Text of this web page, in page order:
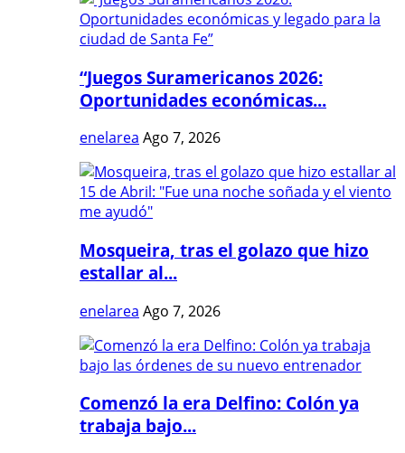
“Juegos Suramericanos 2026:
Oportunidades económicas...
enelarea Ago 7, 2026
Mosqueira, tras el golazo que hizo
estallar al...
enelarea Ago 7, 2026
Comenzó la era Delfino: Colón ya
trabaja bajo...